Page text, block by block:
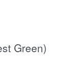
Green)